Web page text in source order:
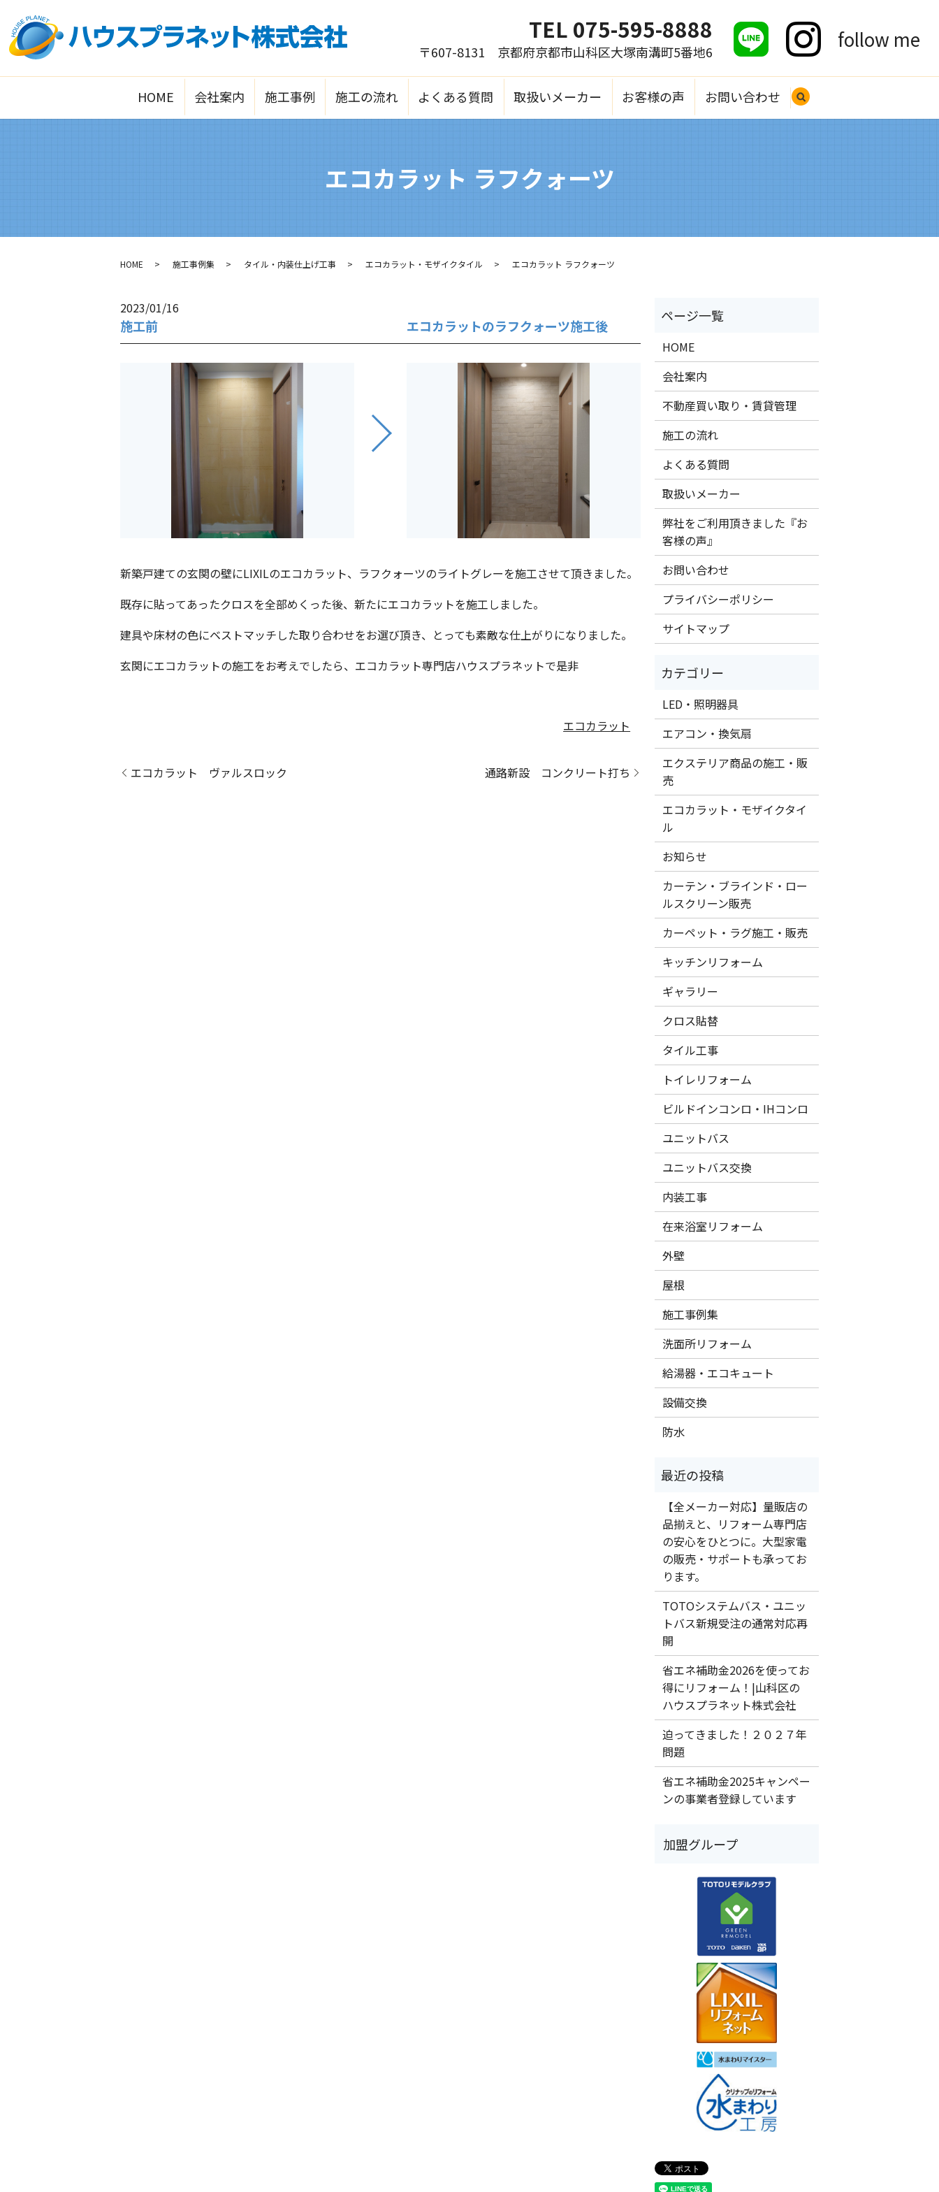
HOME 会社案内 施工事例 施工の流れ よくある質問 取扱いメーカー お客様の声 お問い合わせ
search
TEL 075-595-8888
〒607-8131 京都府京都市山科区大塚南溝町5番地6 follow me
エコカラット ラフクォーツ
HOME 施工事例集 タイル・内装仕上げ工事 エコカラット・モザイクタイル エコカラット ラフクォーツ
2023/01/16
施工前 エコカラットのラフクォーツ施工後
新築戸建ての玄関の壁にLIXILのエコカラット、ラフクォーツのライトグレーを施工させて頂きました。
既存に貼ってあったクロスを全部めくった後、新たにエコカラットを施工しました。
建具や床材の色にベストマッチした取り合わせをお選び頂き、とっても素敵な仕上がりになりました。
玄関にエコカラットの施工をお考えでしたら、エコカラット専門店ハウスプラネットで是非
エコカラット
エコカラット ヴァルスロック 通路新設 コンクリート打ち
HOME
会社案内
不動産買い取り・賃貸管理
施工の流れ
よくある質問
取扱いメーカー
弊社をご利用頂きました『お
客様の声』
お問い合わせ
プライバシーポリシー
サイトマップ
LED・照明器具
エアコン・換気扇
エクステリア商品の施工・販
売
エコカラット・モザイクタイ
ル
お知らせ
カーテン・ブラインド・ロー
ルスクリーン販売
カーペット・ラグ施工・販売
キッチンリフォーム
ギャラリー
クロス貼替
タイル工事
トイレリフォーム
ビルドインコンロ・IHコンロ
ユニットバス
ユニットバス交換
内装工事
在来浴室リフォーム
外壁
屋根
施工事例集
洗面所リフォーム
給湯器・エコキュート
設備交換
防水
【全メーカー対応】量販店の
品揃えと、リフォーム専門店
の安心をひとつに。大型家電
の販売・サポートも承ってお
ります。
TOTOシステムバス・ユニッ
トバス新規受注の通常対応再
開
省エネ補助金2026を使ってお
得にリフォーム！|山科区の
ハウスプラネット株式会社
迫ってきました！２０２７年
問題
省エネ補助金2025キャンペー
ンの事業者登録しています
加盟グループ